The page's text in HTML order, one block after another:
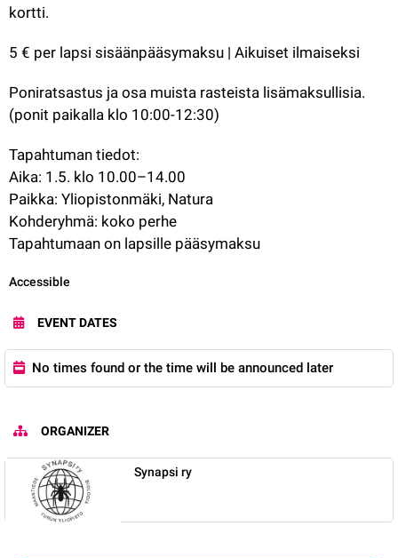
kortti.
5 € per lapsi sisäänpääsymaksu | Aikuiset ilmaiseksi
Poniratsastus ja osa muista rasteista lisämaksullisia.
(ponit paikalla klo 10:00-12:30)
Tapahtuman tiedot:
Aika: 1.5. klo 10.00–14.00
Paikka: Yliopistonmäki, Natura
Kohderyhmä: koko perhe
Tapahtumaan on lapsille pääsymaksu
Category:
Accessible
EVENT DATES
No times found or the time will be announced later
ORGANIZER
Synapsi ry